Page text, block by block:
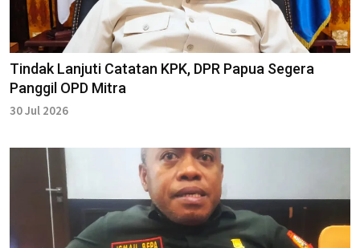
Tindak Lanjuti Catatan KPK, DPR Papua Segera
Panggil OPD Mitra
30 Jul 2026